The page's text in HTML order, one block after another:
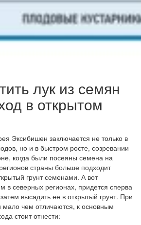
лук из семян
в открытом
Эксибишен заключается не только в
но и в быстром росте, созревании
когда были посеяны семена на
страны больше подходит
грунт семенами. А вот
в северных регионах, придется сперва
высадить ее в открытый грунт. При
мало чем отличаются, к основным
стоит отнести: